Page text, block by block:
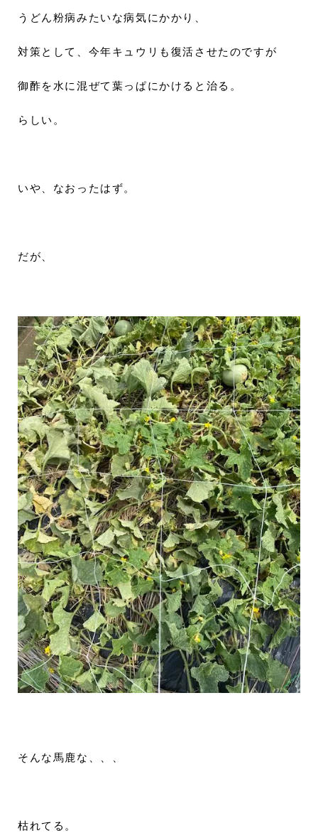
うどん粉病みたいな病気にかかり、
対策として、今年キュウリも復活させたのですが
御酢を水に混ぜて葉っぱにかけると治る。
らしい。
いや、なおったはず。
だが、
そんな馬鹿な、、、
枯れてる。